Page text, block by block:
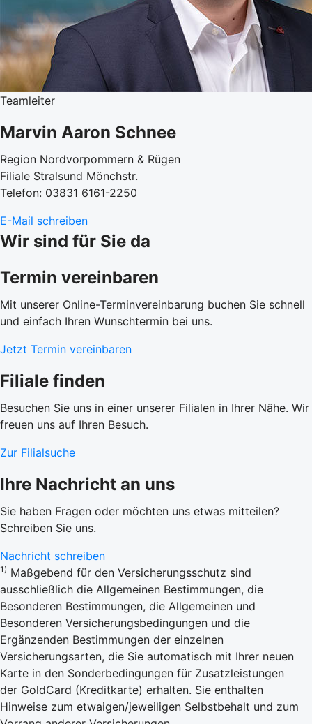
Teamleiter
Marvin Aaron Schnee
Region Nordvorpommern & Rügen
Filiale Stralsund Mönchstr.
Telefon: 03831 6161-2250
E-Mail schreiben
Wir sind für Sie da
Termin vereinbaren
Mit unserer Online-Terminvereinbarung buchen Sie schnell
und einfach Ihren Wunschtermin bei uns.
Jetzt Termin vereinbaren
Filiale finden
Besuchen Sie uns in einer unserer Filialen in Ihrer Nähe. Wir
freuen uns auf Ihren Besuch.
Zur Filialsuche
Ihre Nachricht an uns
Sie haben Fragen oder möchten uns etwas mitteilen?
Schreiben Sie uns.
Nachricht schreiben
1) Maßgebend für den Versicherungsschutz sind
ausschließlich die Allgemeinen Bestimmungen, die
Besonderen Bestimmungen, die Allgemeinen und
Besonderen Versicherungsbedingungen und die
Ergänzenden Bestimmungen der einzelnen
Versicherungsarten, die Sie automatisch mit Ihrer neuen
Karte in den Sonderbedingungen für Zusatzleistungen
der GoldCard (Kreditkarte) erhalten. Sie enthalten
Hinweise zum etwaigen/jeweiligen Selbstbehalt und zum